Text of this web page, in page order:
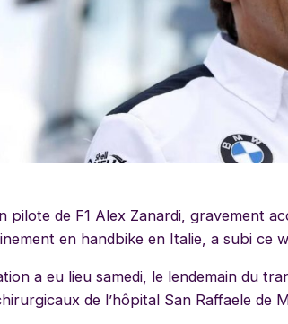
pilote de F1 Alex Zanardi, gravement
en handbike en Italie, a subi ce
a eu lieu samedi, le lendemain du
de l’hôpital San Raffaele de